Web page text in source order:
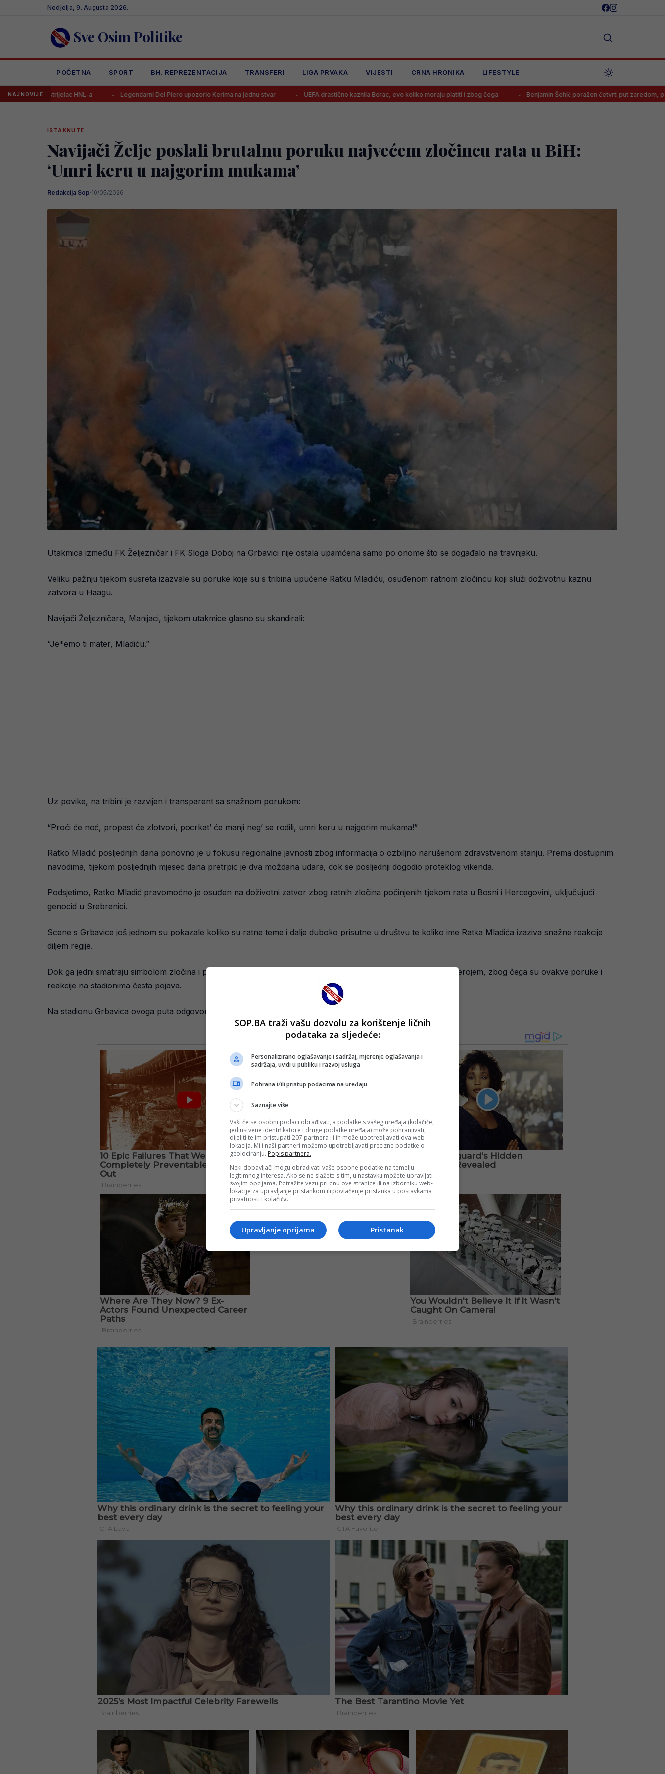
Nedjelja, 9. Augusta 2026.
Sve Osim Politike
POČETNA SPORT BH. REPREZENTACIJA TRANSFERI LIGA PRVAKA VIJESTI CRNA HRONIKA LIFESTYLE
NAJNOVIJE
HNL-a Legendarni Del Piero upozorio Kerima na jednu stvar UEFA drastično kaznila Borac, evo koliko moraju platiti i zbog čega Benjamin Šehić poražen četvrti put zaredom, povrijedio se u prvoj
ISTAKNUTE
Navijači Želje poslali brutalnu poruku najvećem zločincu rata u BiH:
‘Umri keru u najgorim mukama’
Redakcija Sop·10/05/2026
Utakmica između FK Željezničar i FK Sloga Doboj na Grbavici nije ostala upamćena samo po onome što se događalo na travnjaku.
Veliku pažnju tijekom susreta izazvale su poruke koje su s tribina upućene Ratku Mladiću, osuđenom ratnom zločincu koji služi doživotnu kaznu
zatvora u Haagu.
Navijači Željezničara, Manijaci, tijekom utakmice glasno su skandirali:
“Je*emo ti mater, Mladiću.”
Uz povike, na tribini je razvijen i transparent sa snažnom porukom:
“Proći će noć, propast će zlotvori, pocrkat’ će manji neg’ se rodili, umri keru u najgorim mukama!”
Ratko Mladić posljednjih dana ponovno je u fokusu regionalne javnosti zbog informacija o ozbiljno narušenom zdravstvenom stanju. Prema dostupnim
navodima, tijekom posljednjih mjesec dana pretrpio je dva moždana udara, dok se posljednji dogodio proteklog vikenda.
Podsjetimo, Ratko Mladić pravomoćno je osuđen na doživotni zatvor zbog ratnih zločina počinjenih tijekom rata u Bosni i Hercegovini, uključujući
genocid u Srebrenici.
Scene s Grbavice još jednom su pokazale koliko su ratne teme i dalje duboko prisutne u društvu te koliko ime Ratka Mladića izaziva snažne reakcije
diljem regije.
Dok ga jedni smatraju simbolom zločina i patnje tisuća ljudi tijekom rata, drugi ga i dalje pokušavaju prikazati herojem, zbog čega su ovakve poruke i
reakcije na stadionima česta pojava.
Na stadionu Grbavica ovoga puta odgovor navijača bio je nedvosmislen i iznimno glasan.
SOP.BA traži vašu dozvolu za korištenje ličnih
podataka za sljedeće:
Personalizirano oglašavanje i sadržaj, mjerenje oglašavanja i
sadržaja, uvidi u publiku i razvoj usluga
Pohrana i/ili pristup podacima na uređaju
Saznajte više
Vaši će se osobni podaci obrađivati, a podatke s vašeg uređaja (kolačiće,
jedinstvene identifikatore i druge podatke uređaja) može pohranjivati,
dijeliti te im pristupati 207 partnera ili ih može upotrebljavati ova web-
lokacija. Mi i naši partneri možemo upotrebljavati precizne podatke o
geolociranju. Popis partnera.
Neki dobavljači mogu obrađivati vaše osobne podatke na temelju
legitimnog interesa. Ako se ne slažete s tim, u nastavku možete upravljati
svojim opcijama. Potražite vezu pri dnu ove stranice ili na izborniku web-
lokacije za upravljanje pristankom ili povlačenje pristanka u postavkama
privatnosti i kolačića.
Pristanak
Upravljanje opcijama